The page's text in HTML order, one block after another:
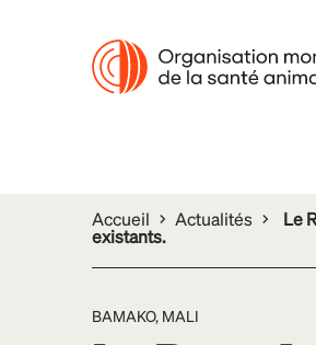
Accueil Actualités Le
existants.
BAMAKO, MALI